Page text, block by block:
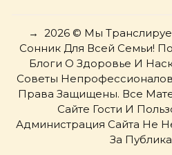
→ 2026© Мы
Сонник Для Всей Семьи!
Блоги О Здоровье И
Советы
Права Защищены. Все
Сайте Гости И
Администрация Сайта Не
За